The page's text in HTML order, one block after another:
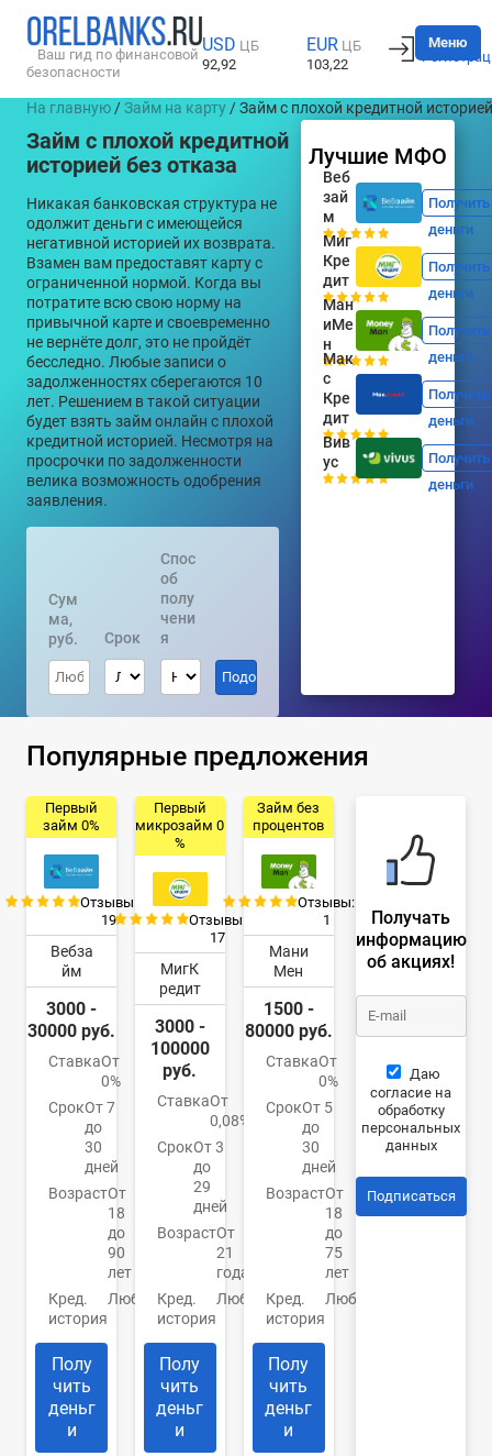
Ваш гид по финансовой
безопасности
USD ЦБ
92,92
EUR ЦБ
103,22
Вход
Меню
На главную /Займ на карту / Займ с плохой кредитной историей
Займ с плохой кредитной
историей без отказа
Никакая банковская структура не
одолжит деньги с имеющейся
негативной историей их возврата.
Взамен вам предоставят карту с
ограниченной нормой. Когда вы
потратите всю свою норму на
привычной карте и своевременно
не вернёте долг, это не пройдёт
бесследно. Любые записи о
задолженностях сберегаются 10
лет. Решением в такой ситуации
будет взять займ онлайн с плохой
кредитной историей. Несмотря на
просрочки по задолженности
велика возможность одобрения
заявления.
Сум
ма,
руб.
Срок
Спос
об
полу
чени
я
Лучшие МФО
Веб
зай
м
Получить
деньги
Миг
Кре
дит
Получить
деньги
Ман
иМе
н
Получить
деньги
Мак
с
Кре
дит
Получить
деньги
Вив
ус
Получить
деньги
Популярные предложения
Первый
займ 0%
Отзывы:
19
Вебза
йм
3000 -
30000 руб.
СтавкаОт
0%
СрокОт 7
до
30
дней
ВозрастОт
18
до
90
лет
Кред.
история
Любая
Полу
чить
деньг
и
Первый
микрозайм 0
%
Отзывы:
17
МигК
редит
3000 -
100000
руб.
СтавкаОт
0,08%
СрокОт 3
до
29
дней
ВозрастОт
21
года
Кред.
история
Любая
Полу
чить
деньг
и
Займ без
процентов
Отзывы:
1
Мани
Мен
1500 -
80000 руб.
СтавкаОт
0%
СрокОт 5
до
30
дней
ВозрастОт
18
до
75
лет
Кред.
история
Любая
Полу
чить
деньг
и
Получать
информацию
об акциях!
Даю
согласие на
обработку
персональных
данных
Подписаться